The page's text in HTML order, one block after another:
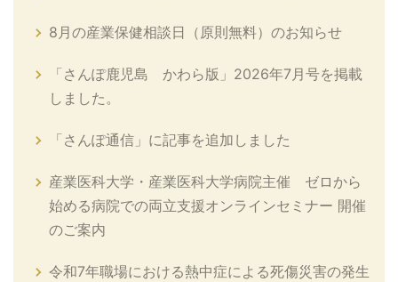
8月の産業保健相談日（原則無料）のお知らせ
「さんぽ鹿児島 かわら版」2026年7月号を掲載
しました。
「さんぽ通信」に記事を追加しました
産業医科大学・産業医科大学病院主催 ゼロから
始める病院での両立支援オンラインセミナー 開催
のご案内
令和7年職場における熱中症による死傷災害の発生